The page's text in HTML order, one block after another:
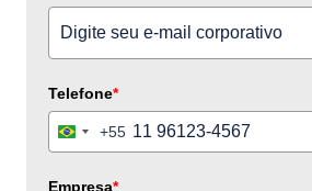
Telefone*
Brazil+55
Empresa*